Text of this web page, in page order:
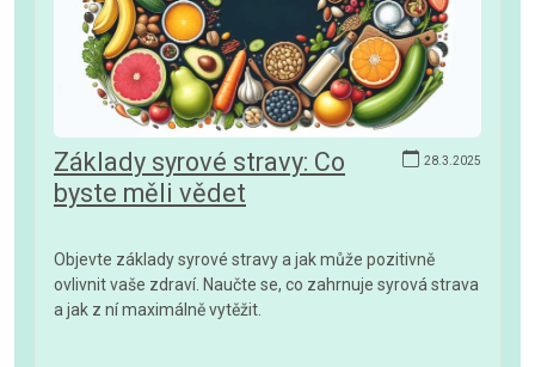
28.3.2025
Základy syrové stravy: Co
byste měli vědet
Objevte základy syrové stravy a jak může pozitivně
ovlivnit vaše zdraví. Naučte se, co zahrnuje syrová strava
a jak z ní maximálně vytěžit.